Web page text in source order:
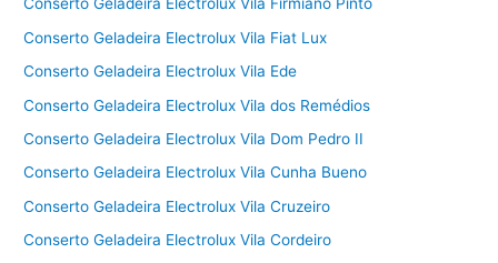
Conserto Geladeira Electrolux Vila Firmiano Pinto
Conserto Geladeira Electrolux Vila Fiat Lux
Conserto Geladeira Electrolux Vila Ede
Conserto Geladeira Electrolux Vila dos Remédios
Conserto Geladeira Electrolux Vila Dom Pedro II
Conserto Geladeira Electrolux Vila Cunha Bueno
Conserto Geladeira Electrolux Vila Cruzeiro
Conserto Geladeira Electrolux Vila Cordeiro